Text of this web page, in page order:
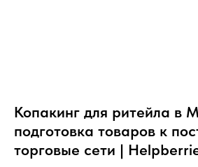
Копакинг для ритейла в
подготовка товаров к
торговые сети |